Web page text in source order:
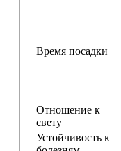
Время посадки
Отношение к
свету
Устойчивость к